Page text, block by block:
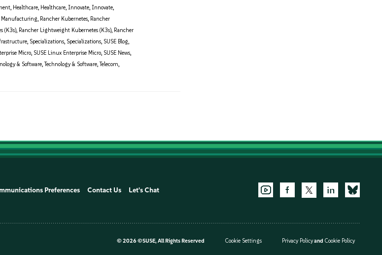
, Healthcare, Healthcare,Innovate,Innovate,
Manufacturing, Rancher Kubernetes, Rancher
(K3s), Rancher Lightweight Kubernetes (K3s), Rancher
, Specializations, Specializations, SUSE Blog,
Micro, SUSE Linux Enterprise Micro, SUSE News,
& Software, Technology & Software, Telecom,
Preferences Contact Us Let's Chat
© 2026 ©SUSE, All Rights Reserved Cookie Settings Privacy Policyand Cookie Policy